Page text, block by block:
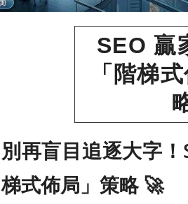
SEO 贏
「階梯
別再盲目追逐大字
梯式佈局」策略 🚀